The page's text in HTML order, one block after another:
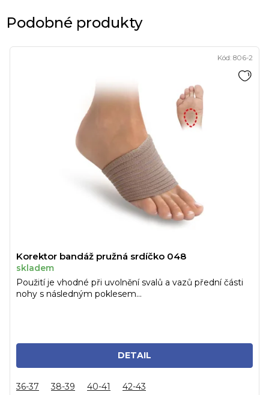
Podobné produkty
Korektor bandáž pružná srdíčko 048
skladem
DETAIL
Použití je vhodné při uvolnění svalů a vazů přední části
nohy s následným poklesem...
36-37 38-39 40-41 42-43
Kód: 806-2